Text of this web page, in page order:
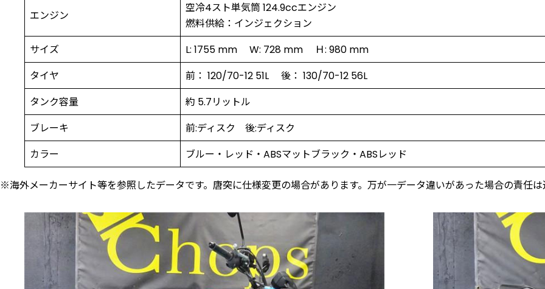
エンジン
空冷4スト単気筒 124.9ccエンジン
燃料供給：インジェクション
サイズ
L: 1755 mm W: 728 mm Ｈ: 980 mm
タイヤ
前： 120/70-12 51L 後： 130/70-12 56L
タンク容量
約 5.7リットル
ブレーキ
前:ディスク 後:ディスク
カラー
ブルー・レッド・ABSマットブラック・ABSレッド
※海外メーカーサイト等を参照したデータです。唐突に仕様変更の場合があります。万が一データ違いがあった場合の責任